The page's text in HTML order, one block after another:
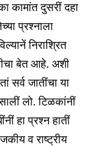
कामांत दुसरीं दहा
प्रश्नाला
निराश्रित
बेत आहे. अशी
सर्व जातींचा या
लो. टिळकांनीं
हा प्रश्न हातीं
व राष्ट्रीय